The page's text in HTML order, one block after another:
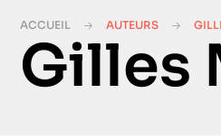
Gilles
ACCUEIL AUTEURS